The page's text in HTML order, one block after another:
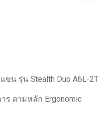
ขน รุ่น Stealth Duo A6L-2T
ตามหลัก Ergonomic